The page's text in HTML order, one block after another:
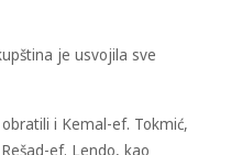
je usvojila sve
i Kemal-ef. Tokmić,
ef. Lendo, kao